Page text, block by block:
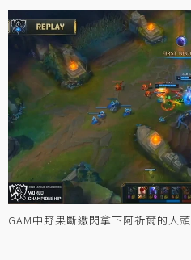
GAM中野果斷繳閃拿下阿祈爾的人頭